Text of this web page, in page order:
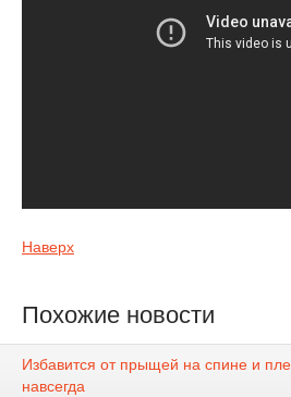
Наверх
Похожие новости
Избавится от прыщей на спине и
навсегда